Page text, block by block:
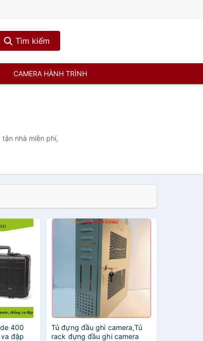
Tìm kiếm
CAMERA HÀNH TRÌNH
nhà miễn phí,
400
đập
Tủ đựng đầu ghi camera,Tủ
rack đựng đầu ghi camera